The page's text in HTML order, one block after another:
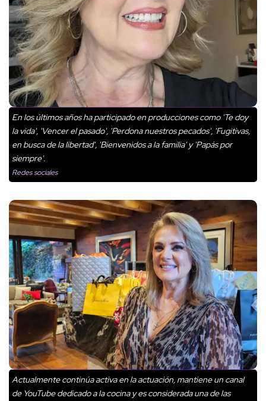
En los últimos años ha participado en producciones como 'Te doy
la vida', 'Vencer el pasado', 'Perdona nuestros pecados', 'Fugitivas,
en busca de la libertad', 'Bienvenidos a la familia' y 'Papás por
siempre'.
Redes sociales
Actualmente continúa activa en la actuación, mantiene un canal
de YouTube dedicado a la cocina y es considerada una de las